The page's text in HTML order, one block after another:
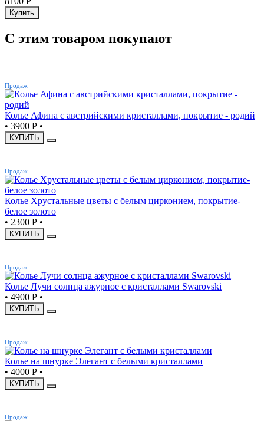
Купить
С этим товаром покупают
Продаж
Колье Афина с австрийскими кристаллами, покрытие - родий
• 3900 Р •
КУПИТЬ
Продаж
Колье Хрустальные цветы с белым цирконием, покрытие-
белое золото
• 2300 Р •
КУПИТЬ
Продаж
Колье Лучи солнца ажурное с кристаллами Swarovski
• 4900 Р •
КУПИТЬ
Продаж
Колье на шнурке Элегант с белыми кристаллами
• 4000 Р •
КУПИТЬ
Продаж